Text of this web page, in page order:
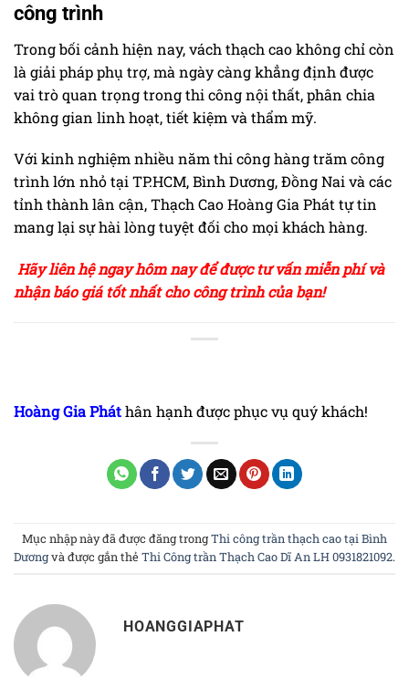
công trình
Trong bối cảnh hiện nay, vách thạch cao không chỉ còn
là giải pháp phụ trợ, mà ngày càng khẳng định được
vai trò quan trọng trong thi công nội thất, phân chia
không gian linh hoạt, tiết kiệm và thẩm mỹ.
Với kinh nghiệm nhiều năm thi công hàng trăm công
trình lớn nhỏ tại TP.HCM, Bình Dương, Đồng Nai và các
tỉnh thành lân cận, Thạch Cao Hoàng Gia Phát tự tin
mang lại sự hài lòng tuyệt đối cho mọi khách hàng.
Hãy liên hệ ngay hôm nay để được tư vấn miễn phí và
nhận báo giá tốt nhất cho công trình của bạn!
Hoàng Gia Pháthân hạnh được phục vụ quý khách!
Mục nhập này đã được đăng trongThi công trần thạch cao tại Bình
Dươngvà được gắn thẻ Thi Công trần Thạch Cao Dĩ An LH 0931821092.
HOANGGIAPHAT